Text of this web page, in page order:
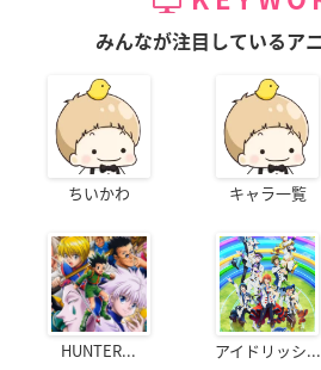
みんなが注目しているア
ちいかわ キャラ一覧
HUNTER... アイドリッシ...